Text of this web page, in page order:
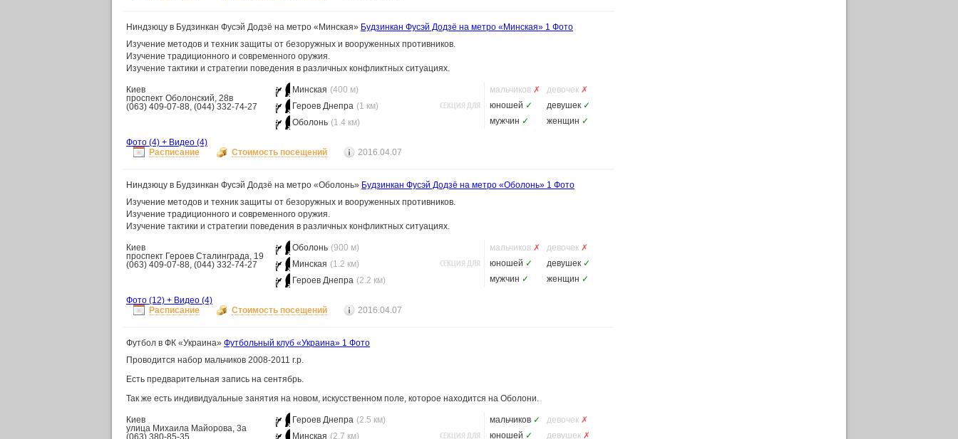
Ниндзюцу в Будзинкан Фусэй Додзё на метро «Минская» Будзинкан Фусэй Додзё на метро «Минская» 1 Фото
Изучение методов и техник защиты от безоружных и вооруженных противников.
Изучение традиционного и современного оружия.
Изучение тактики и стратегии поведения в различных конфликтных ситуациях.
Киев
проспект Оболонский, 28в
(063) 409-07-88, (044) 332-74-27
Минская (400 м)
Героев Днепра (1 км)
Оболонь (1.4 км)
СЕКЦИЯ ДЛЯ
мальчиков ✗ девочек ✗
юношей ✓ девушек ✓
мужчин ✓ женщин ✓
Фото (4) + Видео (4)
Расписание
Стоимость посещений 2016.04.07
Ниндзюцу в Будзинкан Фусэй Додзё на метро «Оболонь» Будзинкан Фусэй Додзё на метро «Оболонь» 1 Фото
Изучение методов и техник защиты от безоружных и вооруженных противников.
Изучение традиционного и современного оружия.
Изучение тактики и стратегии поведения в различных конфликтных ситуациях.
Киев
проспект Героев Сталинграда, 19
(063) 409-07-88, (044) 332-74-27
Оболонь (900 м)
Минская (1.2 км)
Героев Днепра (2.2 км)
СЕКЦИЯ ДЛЯ
мальчиков ✗ девочек ✗
юношей ✓ девушек ✓
мужчин ✓ женщин ✓
Фото (12) + Видео (4)
Расписание
Стоимость посещений 2016.04.07
Футбол в ФК «Украина» Футбольный клуб «Украина» 1 Фото
Проводится набор мальчиков 2008-2011 г.р.
Есть предварительная запись на сентябрь.
Так же есть индивидуальные занятия на новом, искусственном поле, которое находится на Оболони.
Киев
улица Михаила Майорова, 3а
(063) 380-85-35
Героев Днепра (2.5 км)
Минская (2.7 км) СЕКЦИЯ ДЛЯ
мальчиков ✓ девочек ✗
юношей ✓ девушек ✗